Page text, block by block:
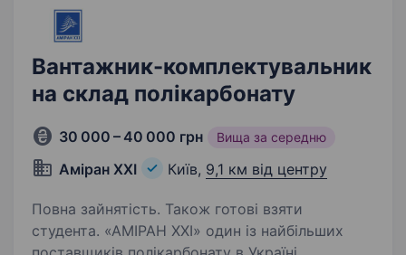
Вантажник-комплектувальник
на склад полікарбонату
30 000 – 40 000 грн Вища за середню
Аміран ХХІ Київ, 9,1 км від центру
Повна зайнятість. Також готові взяти
студента. «АМІРАН XXI» один із найбільших